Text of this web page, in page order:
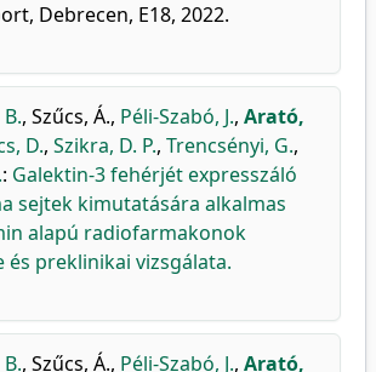
Debrecen, E18, 2022.
, Szűcs, Á., Péli-Szabó, J., Arató,
D., Szikra, D. P., Trencsényi, G.,
: Galektin-3 fehérjét expresszáló
sejtek kimutatására alkalmas
alapú radiofarmakonok
és preklinikai vizsgálata.
, Szűcs, Á., Péli-Szabó, J., Arató,